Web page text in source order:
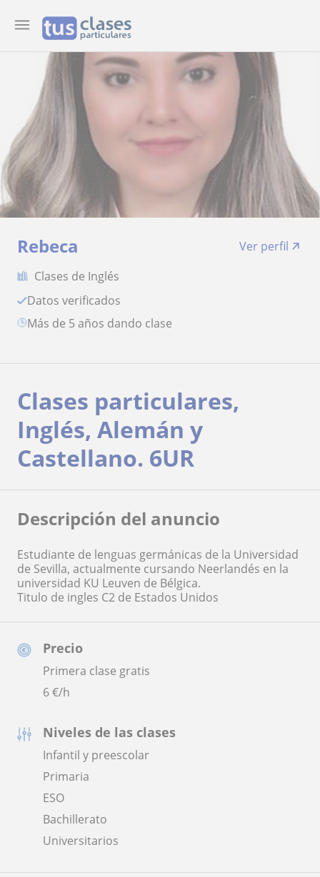
Rebeca
Ver perfil
Clases de Inglés
Datos verificados
más de 5 años dando clase
Precio
Primera clase gratis
6€/h
Niveles de las clases
Infantil y preescolar
Primaria
ESO
Bachillerato
Universitarios
Clases particulares,
Inglés, Alemán y
Castellano. 6UR
Descripción del anuncio
Estudiante de lenguas germánicas de la Universidad
de Sevilla, actualmente cursando Neerlandés en la
universidad KU Leuven de Bélgica.
Titulo de ingles C2 de Estados Unidos